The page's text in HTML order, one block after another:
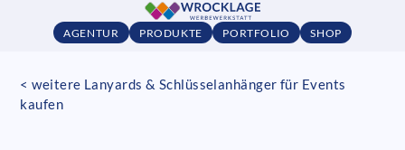
AGENTUR PRODUKTE PORTFOLIO SHOP
< weitere Lanyards & Schlüsselanhänger für Events
kaufen